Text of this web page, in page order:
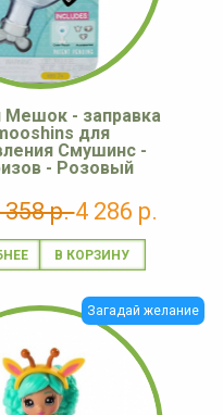
Мешок - заправка
для
Смушинс -
- Розовый
358 р.4 286 р.
Загадай желание